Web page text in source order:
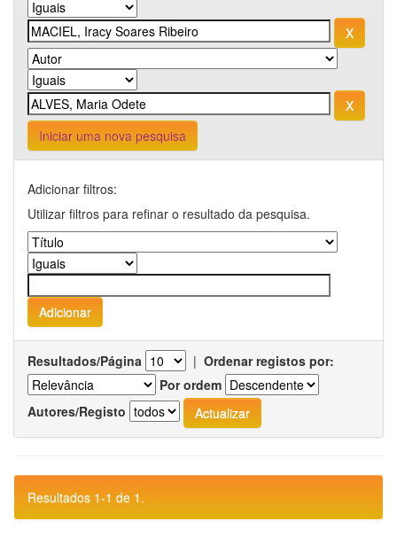
Iniciar uma nova pesquisa
Adicionar filtros:
Utilizar filtros para refinar o resultado da pesquisa.
Resultados/Página | Ordenar registos por:
Por ordem
Autores/Registo
Resultados 1-1 de 1.